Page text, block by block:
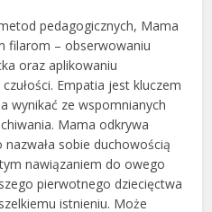
pedagogicznych, Mama
filarom – obserwowaniu
oraz aplikowaniu
Empatia jest kluczem
wynikać ze wspomnianych
Mama odkrywa
sobie duchowością
nawiązaniem do owego
pierwotnego dziecięctwa
istnieniu. Może